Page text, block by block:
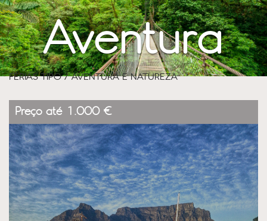
Aventura
-
Natureza
FÉRIAS TIPO / AVENTURA E NATUREZA
Preço até 1.000 €